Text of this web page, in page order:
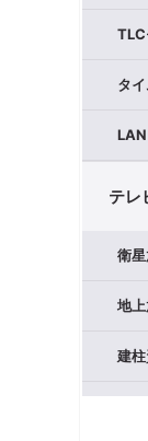
TLC
タ
テレ
衛
地
建